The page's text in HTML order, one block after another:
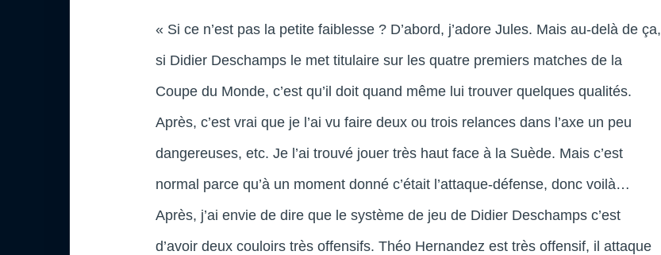
« Si ce n’est pas la petite faiblesse ? D’abord, j’adore Jules. Mais au-delà de ça,
si Didier Deschamps le met titulaire sur les quatre premiers matches de la
Coupe du Monde, c’est qu’il doit quand même lui trouver quelques qualités.
Après, c’est vrai que je l’ai vu faire deux ou trois relances dans l’axe un peu
dangereuses, etc. Je l’ai trouvé jouer très haut face à la Suède. Mais c’est
normal parce qu’à un moment donné c’était l’attaque-défense, donc voilà…
Après, j’ai envie de dire que le système de jeu de Didier Deschamps c’est
d’avoir deux couloirs très offensifs. Théo Hernandez est très offensif, il attaque